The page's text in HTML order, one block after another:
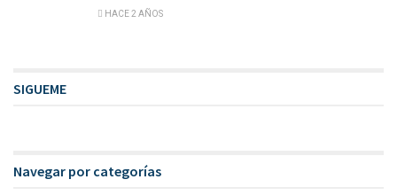
HACE 2 AÑOS
SIGUEME
Navegar por categorías